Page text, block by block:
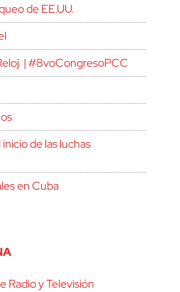
de EE.UU.
| #8voCongresoPCC
de las luchas
en Cuba
Radio y Televisión